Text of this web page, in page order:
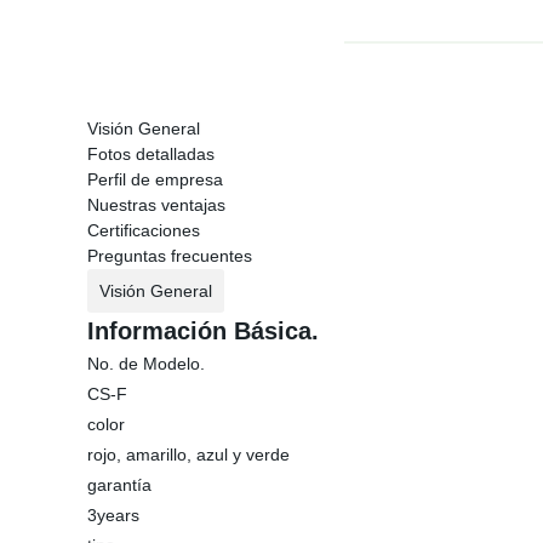
Visión General
Fotos detalladas
Perfil de empresa
Nuestras ventajas
Certificaciones
Preguntas frecuentes
Visión General
Información Básica.
No. de Modelo.
CS-F
color
rojo, amarillo, azul y verde
garantía
3years